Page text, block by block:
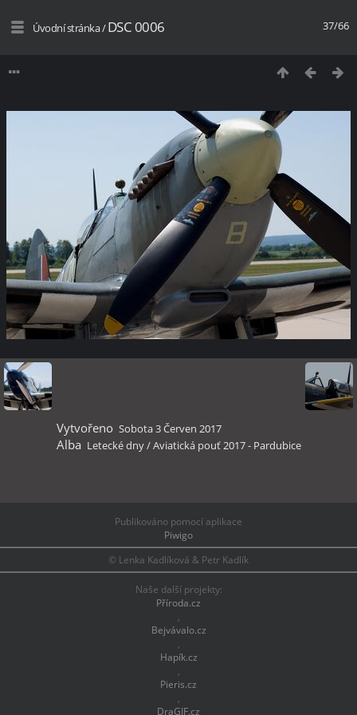
37/66
Úvodní stránka/DSC 0006
Vytvořeno Sobota 3 Červen 2017
Alba Letecké dny/Aviatická pouť 2017 - Pardubice
Publikováno pomocí aplikace
Piwigo
© Lenka Kadlíková & Petr Kadlík
Naše další projekty:
Příroda.cz
,
Bejvávalo.cz
,
Hapík.cz
,
Pieris.cz
,
DraGIF.cz